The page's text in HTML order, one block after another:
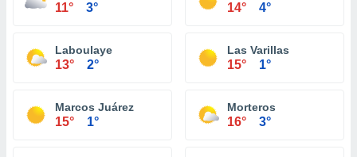
11° 3° 14° 4°
Laboulaye
13° 2°
Las Varillas
15° 1°
Marcos Juárez
15° 1°
Morteros
16° 3°